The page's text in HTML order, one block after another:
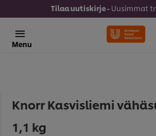
Tilaa uutiskirje - Uusimmat
Menu
Knorr Kasvisliemi
1,1 kg